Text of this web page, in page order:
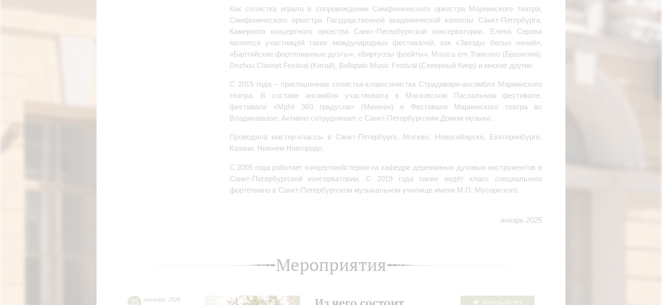
Как солистка играла в сопровождении Симфонического оркестра Мариинского театра,
Симфонического оркестра Государственной академической капеллы Санкт-Петербурга,
Камерного концертного оркестра Санкт-Петербургской консерватории. Елена Серова
является участницей таких международных фестивалей, как «Звезды белых ночей»,
«Балтийские фортепианные дуэты», «Виртуозы флейты», Música em Trancoso (Бразилия),
Dezhou Clarinet Festival (Китай), Bellapais Music Festival (Северный Кипр) и многие другие.
С 2015 года – приглашенная солистка-клавесинистка Страдивари-ансамбля Мариинского
театра. В составе ансамбля участвовала в Московском Пасхальном фестивале,
фестивале «Mphil 360 градусов» (Мюнхен) и Фестивале Мариинского театра во
Владикавказе. Активно сотрудничает с Санкт-Петербургским Домом музыки.
Проводила мастер-классы в Санкт-Петербурге, Москве, Новосибирске, Екатеринбурге,
Казани, Нижнем Новгороде.
С 2005 года работает концертмейстером на кафедре деревянных духовых инструментов в
Санкт-Петербургской консерватории. С 2019 года также ведёт класс специального
фортепиано в Санкт-Петербургском музыкальном училище имени М.П. Мусоргского.
январь 2025
Мероприятия
25 октября 2026
Купить билет